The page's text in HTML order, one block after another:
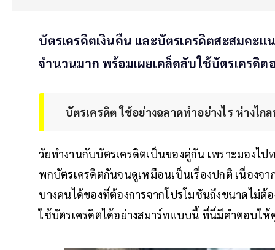
บัตรเครดิตเงินคืน และบัตรเครดิตสะสมคะ
จำนวนมาก พร้อมเผยเคล็ดลับใช้บัตรเครดิ
บัตรเครดิต ใช้อย่างฉลาดทำอย่างไร ห่างไก
วัยทำงานกับบัตรเครดิตเป็นของคู่กัน เพราะมองไ
พกบัตรเครดิตกันจนดูเหมือนเป็นเรื่องปกติ เนื่องจ
บางคนได้ของที่ต้องการจากโปรโมชันถึงขนาดไม่ต้
ใช้บัตรเครดิตได้อย่างสมาร์ทแบบนี้ ที่นี่มีคำตอบใ